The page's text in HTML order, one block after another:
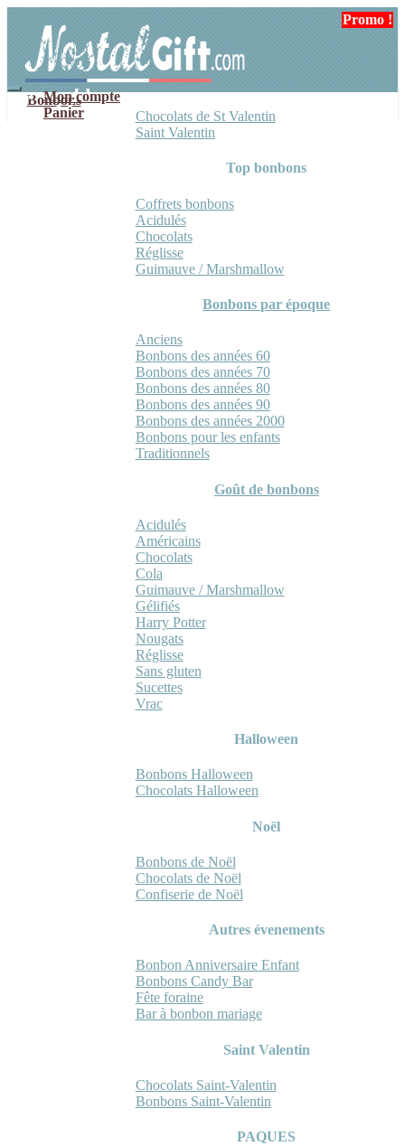
navigation
contenu
Mon compte
Panier
Bonbons
Chocolats de St Valentin
Saint Valentin
Top bonbons
Coffrets bonbons
Acidulés
Chocolats
Réglisse
Guimauve / Marshmallow
Bonbons par époque
Anciens
Bonbons des années 60
Bonbons des années 70
Bonbons des années 80
Bonbons des années 90
Bonbons des années 2000
Bonbons pour les enfants
Traditionnels
Goût de bonbons
Acidulés
Américains
Chocolats
Cola
Guimauve / Marshmallow
Gélifiés
Harry Potter
Nougats
Réglisse
Sans gluten
Sucettes
Vrac
Halloween
Bonbons Halloween
Chocolats Halloween
Noël
Bonbons de Noël
Chocolats de Noël
Confiserie de Noël
Autres évenements
Bonbon Anniversaire Enfant
Bonbons Candy Bar
Fête foraine
Bar à bonbon mariage
Saint Valentin
Chocolats Saint-Valentin
Bonbons Saint-Valentin
PAQUES
Promo !
Promo !